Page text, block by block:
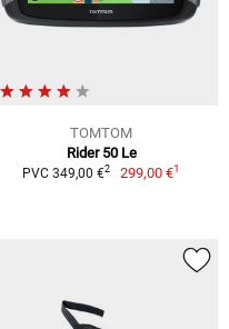
TOMTOM
Rider 50 Le
PVC 349,00 €2 299,00 €1